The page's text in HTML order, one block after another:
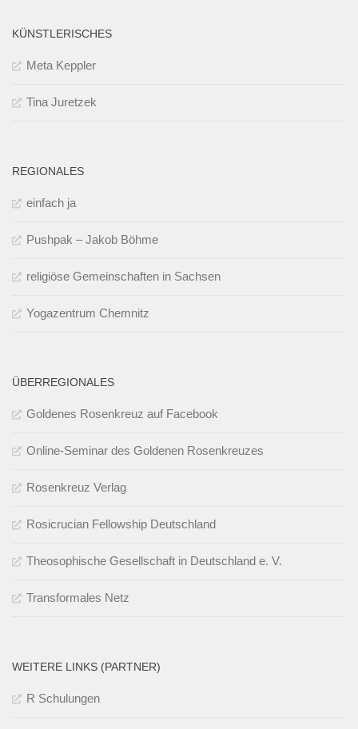
KÜNSTLERISCHES
Meta Keppler
Tina Juretzek
REGIONALES
einfach ja
Pushpak – Jakob Böhme
religiöse Gemeinschaften in Sachsen
Yogazentrum Chemnitz
ÜBERREGIONALES
Goldenes Rosenkreuz auf Facebook
Online-Seminar des Goldenen Rosenkreuzes
Rosenkreuz Verlag
Rosicrucian Fellowship Deutschland
Theosophische Gesellschaft in Deutschland e. V.
Transformales Netz
WEITERE LINKS (PARTNER)
R Schulungen